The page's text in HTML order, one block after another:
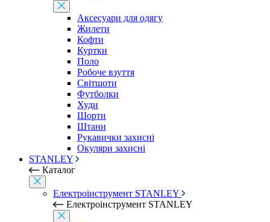
Аксесуари для одягу
Жилети
Кофти
Куртки
Поло
Робоче взуття
Світшоти
Футболки
Худи
Шорти
Штани
Рукавички захисні
Окуляри захисні
STANLEY
Каталог
Електроінструмент STANLEY
Електроінструмент STANLEY